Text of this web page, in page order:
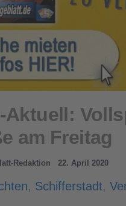
am Freitag
Redaktion 22. April 2020
, Schifferstadt,